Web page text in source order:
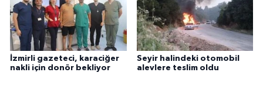
İzmirli gazeteci, karaciğer
nakli için donör bekliyor
Seyir halindeki otomobil
alevlere teslim oldu